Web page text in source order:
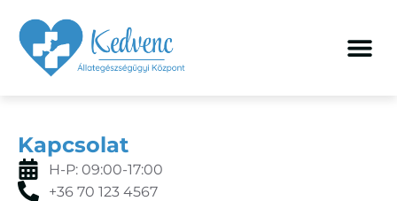
Kapcsolat
H-P: 09:00-17:00
+36 70 123 4567